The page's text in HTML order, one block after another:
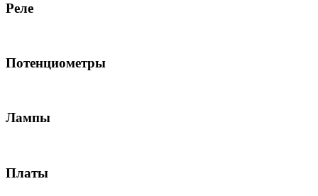
Реле
Потенциометры
Лампы
Платы